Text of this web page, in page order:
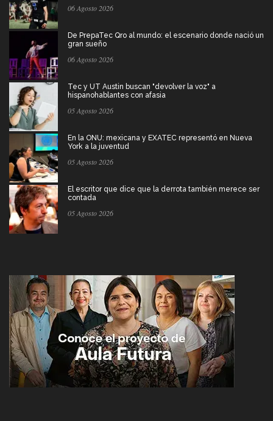
06 Agosto 2026
De PrepaTec Qro al mundo: el escenario donde nació un
gran sueño
06 Agosto 2026
Tec y UT Austin buscan "devolver la voz" a
hispanohablantes con afasia
05 Agosto 2026
En la ONU: mexicana y EXATEC representó en Nueva
York a la juventud
05 Agosto 2026
El escritor que dice que la derrota también merece ser
contada
05 Agosto 2026